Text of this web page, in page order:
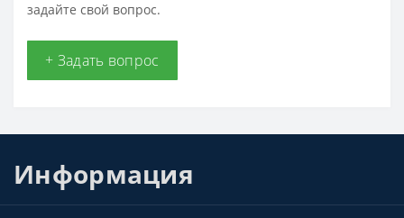
задайте свой вопрос.
+ Задать вопрос
Информация